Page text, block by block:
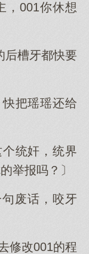
，001你休想
后槽牙都快要
快把瑶瑶还给
统奸，统界
举报吗？〕
废话，咬牙
修改001的程